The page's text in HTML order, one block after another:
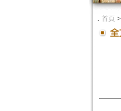
． 首頁>